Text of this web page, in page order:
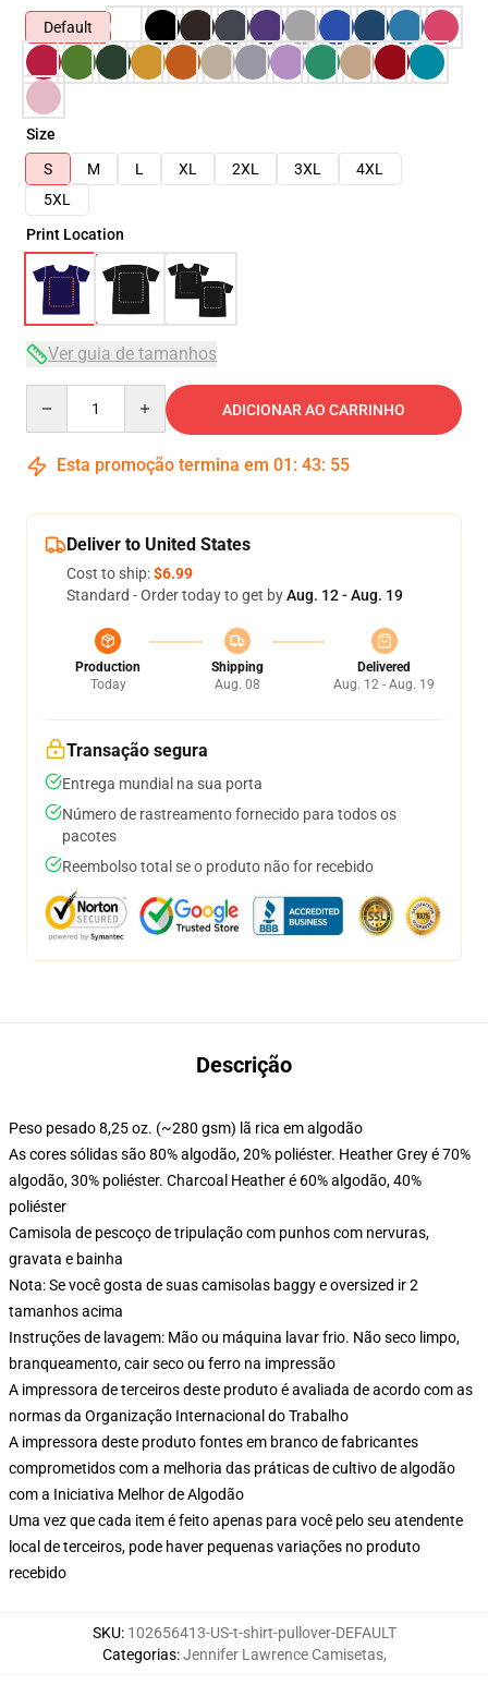
Default
Size
S
M L XL 2XL 3XL
4XL
5XL
Print Location
Ver guia de tamanhos
ADICIONAR AO CARRINHO
Esta promoção termina em 01 : 43: 54
Deliver to United States
Cost to ship:$6.99
Standard - Order today to get byAug. 12 - Aug. 19
Production
Today
Shipping
Aug. 08
Delivered
Aug. 12 - Aug. 19
Transação segura
Entrega mundial na sua porta
Número de rastreamento fornecido para todos os
pacotes
Reembolso total se o produto não for recebido
Descrição
Peso pesado 8,25 oz. (~280 gsm) lã rica em algodão
As cores sólidas são 80% algodão, 20% poliéster. Heather Grey é 70%
algodão, 30% poliéster. Charcoal Heather é 60% algodão, 40%
poliéster
Camisola de pescoço de tripulação com punhos com nervuras,
gravata e bainha
Nota: Se você gosta de suas camisolas baggy e oversized ir 2
tamanhos acima
Instruções de lavagem: Mão ou máquina lavar frio. Não seco limpo,
branqueamento, cair seco ou ferro na impressão
A impressora de terceiros deste produto é avaliada de acordo com as
normas da Organização Internacional do Trabalho
A impressora deste produto fontes em branco de fabricantes
comprometidos com a melhoria das práticas de cultivo de algodão
com a Iniciativa Melhor de Algodão
Uma vez que cada item é feito apenas para você pelo seu atendente
local de terceiros, pode haver pequenas variações no produto
recebido
SKU: 102656413-US-t-shirt-pullover-DEFAULT
Categorias:Jennifer Lawrence Camisetas,